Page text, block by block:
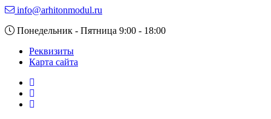
info@arhitonmodul.ru
Понедельник - Пятница 9:00 - 18:00
Реквизиты
Карта сайта